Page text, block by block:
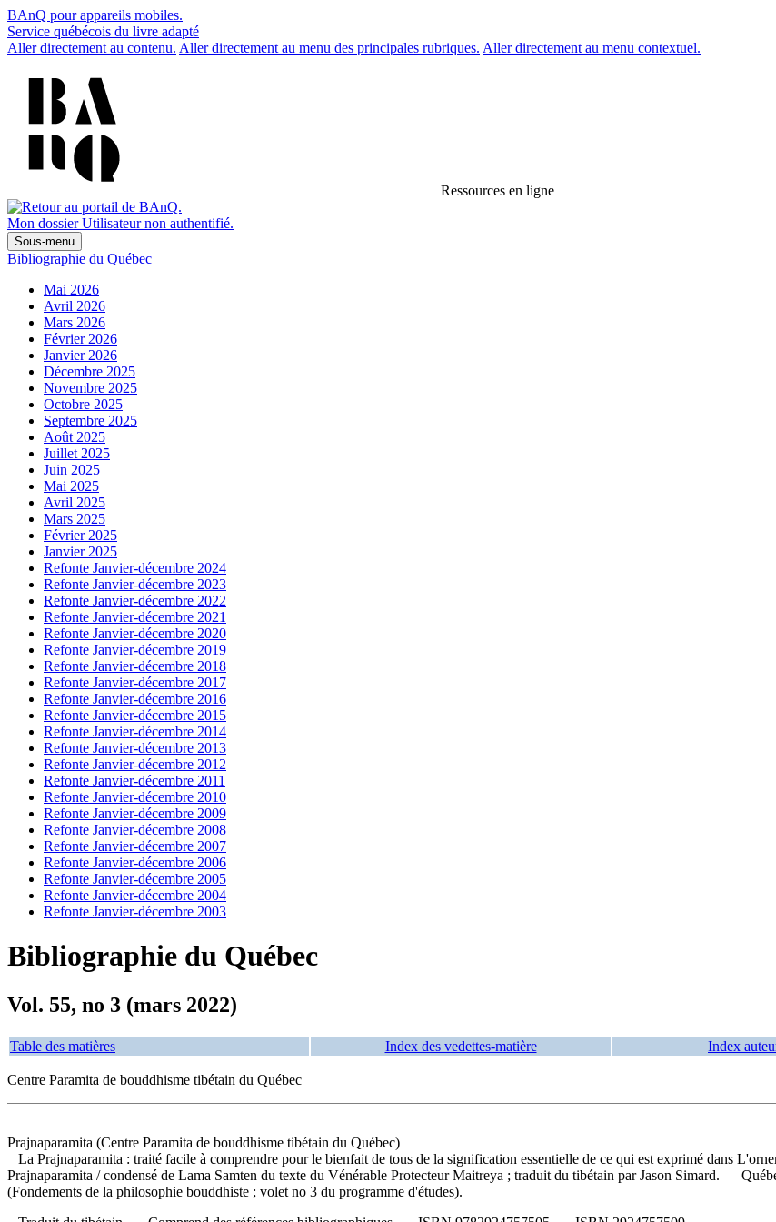
BAnQ pour appareils mobiles.
Service québécois du livre adapté
Aller directement au contenu. Aller directement au menu des principales rubriques. Aller directement au menu contextuel.
Ressources en ligne
Mon dossier Utilisateur non authentifié.
Sous-menu
Bibliographie du Québec
Mai 2026
Avril 2026
Mars 2026
Février 2026
Janvier 2026
Décembre 2025
Novembre 2025
Octobre 2025
Septembre 2025
Août 2025
Juillet 2025
Juin 2025
Mai 2025
Avril 2025
Mars 2025
Février 2025
Janvier 2025
Refonte Janvier-décembre 2024
Refonte Janvier-décembre 2023
Refonte Janvier-décembre 2022
Refonte Janvier-décembre 2021
Refonte Janvier-décembre 2020
Refonte Janvier-décembre 2019
Refonte Janvier-décembre 2018
Refonte Janvier-décembre 2017
Refonte Janvier-décembre 2016
Refonte Janvier-décembre 2015
Refonte Janvier-décembre 2014
Refonte Janvier-décembre 2013
Refonte Janvier-décembre 2012
Refonte Janvier-décembre 2011
Refonte Janvier-décembre 2010
Refonte Janvier-décembre 2009
Refonte Janvier-décembre 2008
Refonte Janvier-décembre 2007
Refonte Janvier-décembre 2006
Refonte Janvier-décembre 2005
Refonte Janvier-décembre 2004
Refonte Janvier-décembre 2003
Bibliographie du Québec
Vol. 55, no 3 (mars 2022)
Table des matières Index des vedettes-matière Index
Centre Paramita de bouddhisme tibétain du Québec
Prajnaparamita (Centre Paramita de bouddhisme tibétain du Québec)
La Prajnaparamita : traité facile à comprendre pour le bienfait de tous de la signification essentielle de ce qui est exprimé dans
Prajnaparamita / condensé de Lama Samten du texte du Vénérable Protecteur Maitreya ; traduit du tibétain par Jason Simard. —
(Fondements de la philosophie bouddhiste ; volet no 3 du programme d'études).